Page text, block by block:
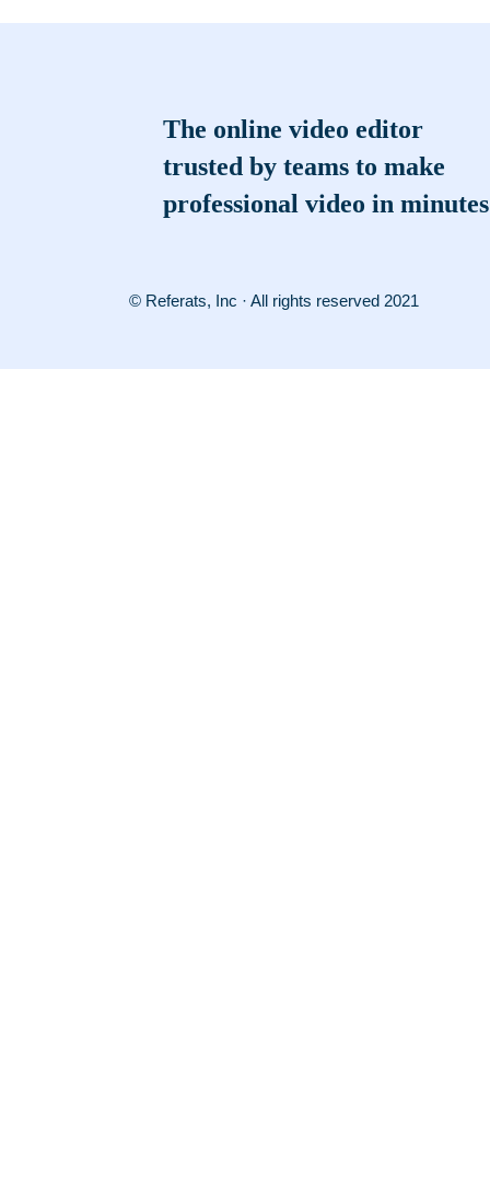
The online video editor
trusted by teams to make
professional video in minutes
© Referats, Inc · All rights reserved 2021